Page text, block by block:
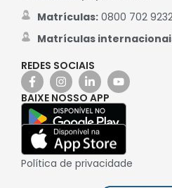
Matrículas:0800 702
Matrículas
REDES SOCIAIS
BAIXE NOSSO APP
Política de privacidade